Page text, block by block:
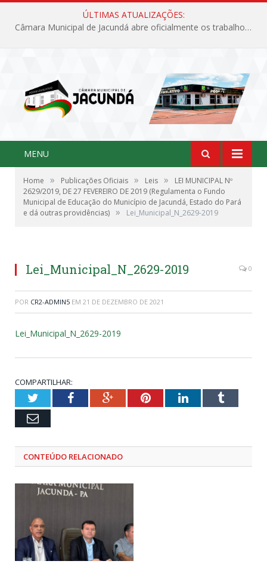
ÚLTIMAS ATUALIZAÇÕES:
Câmara Municipal de Jacundá abre oficialmente os trabalhos legislativos de 2026
MENU
Home » Publicações Oficiais » Leis »
LEI MUNICIPAL Nº
2629/2019, DE 27 FEVEREIRO DE 2019 (Regulamenta o Fundo
Municipal de Educação do Município de Jacundá, Estado do Pará
e dá outras providências) » Lei_Municipal_N_2629-2019
Lei_Municipal_N_2629-2019 0
POR CR2-ADMIN5 EM 21 DE DEZEMBRO DE 2021
Lei_Municipal_N_2629-2019
COMPARTILHAR:
TwitterFacebookGoogle+PinterestLinkedInTumblr
Email
CONTEÚDO RELACIONADO